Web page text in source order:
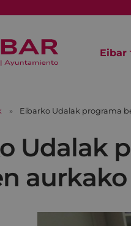
Eibar
Eibarko Udalak programa
Udalak